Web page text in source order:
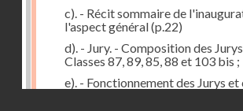
c). - Récit sommaire de
l'aspect général(p.22)
d). - Jury. - Composition des
Classes 87, 89, 85, 88 et 103 bis
e). - Fonctionnement des Jurys